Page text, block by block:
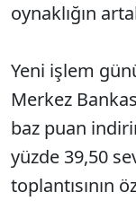
oynaklığın
Yeni işlem
Merkez
baz puan
yüzde 39,50
toplantısının